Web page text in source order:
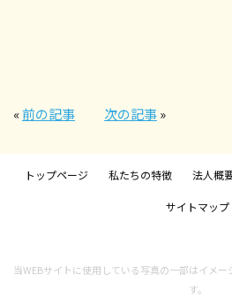
«前の記事 次の記事»
トップページ 私たちの特徴 法人概
サイトマップ
当WEBサイトに使用している写真の一部はイメ
す。